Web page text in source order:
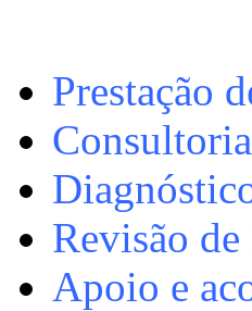
Prestação
Revisão
Apoio e